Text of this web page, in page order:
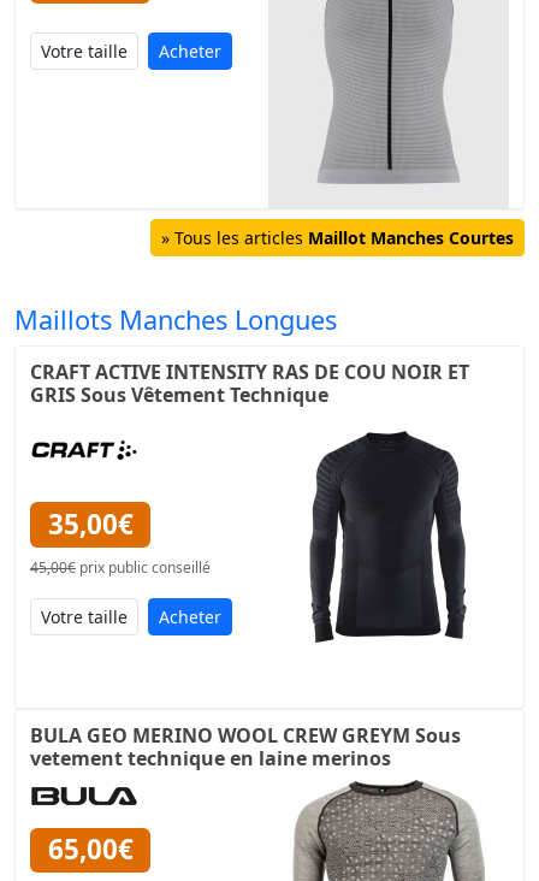
Acheter
» Tous les articles Maillot Manches Courtes
Maillots Manches Longues
CRAFT ACTIVE INTENSITY RAS DE COU NOIR ET
GRIS Sous Vêtement Technique
35,00€
45,00€ prix public conseillé
Acheter
BULA GEO MERINO WOOL CREW GREYM Sous
vetement technique en laine merinos
65,00€